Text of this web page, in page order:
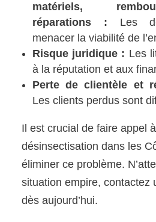
matériels,
réparations : Les
menacer la viabilité de
Risque juridique : Les
à la réputation et aux
Perte de clientèle et
Les clients perdus sont
Il est crucial de faire appel
désinsectisation dans les
éliminer ce problème.
situation empire, contactez
dès aujourd’hui.